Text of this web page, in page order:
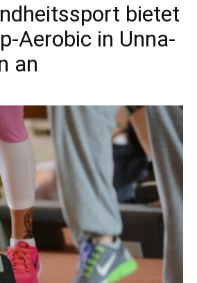
bietet
Aerobic in Unna-
an